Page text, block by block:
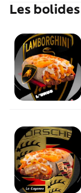
Les bolides